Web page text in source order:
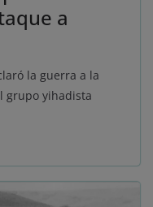
a
la guerra a la
grupo yihadista